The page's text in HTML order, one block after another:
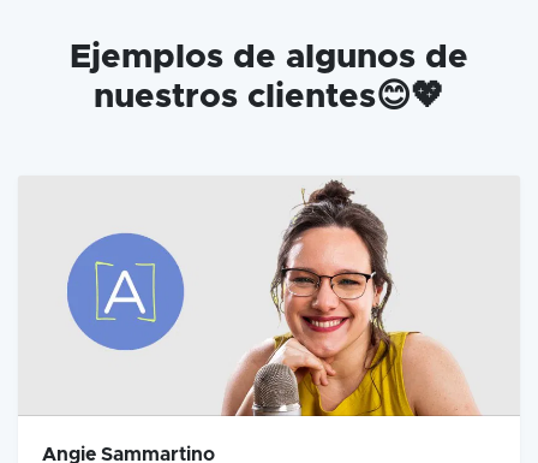
Ejemplos de algunos de
nuestros clientes😊💖
Angie Sammartino